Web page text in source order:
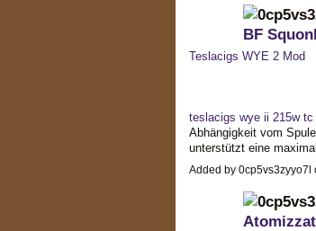
BF
Teslacigs WYE 2 Mod
teslacigs wye ii 215w tc
Abhängigkeit vom
unterstützt eine
Added by